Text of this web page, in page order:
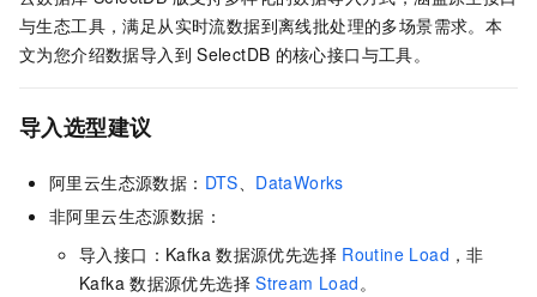
与生态工具，满足从实时流数据到离线批处理的多场景需求。本
文为您介绍数据导入到 SelectDB 的核心接口与工具。
导入选型建议
阿里云生态源数据： DTS、 DataWorks
非阿里云生态源数据：
导入接口：Kafka 数据源优先选择 Routine Load ，非
Kafka 数据源优先选择 Stream Load。